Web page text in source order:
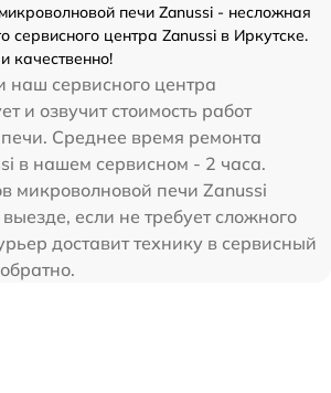
печи Zanussi - несложная
сервисного центра Zanussi в Иркутске.
качественно!
наш сервисного центра
и озвучит стоимость работ
Среднее время ремонта
в нашем сервисном - 2 часа.
микроволновой печи Zanussi
если не требует сложного
доставит технику в сервисный